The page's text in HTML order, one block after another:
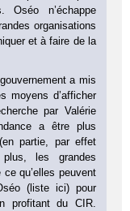
Oséo n’échappe
organisations
et à faire de la
a mis
moyens d’afficher
par Valérie
a être plus
partie, par effet
les grandes
qu’elles peuvent
(liste ici) pour
profitant du CIR.